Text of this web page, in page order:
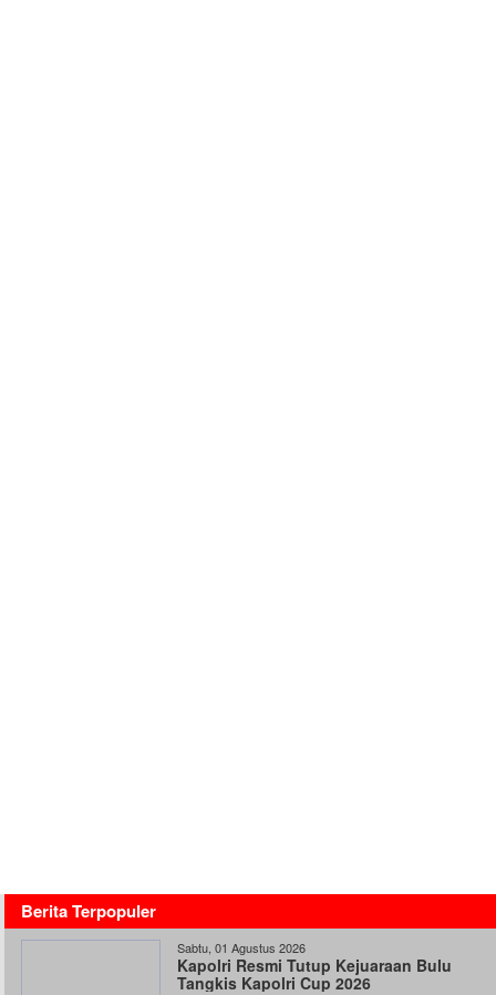
Berita Terpopuler
Sabtu, 01 Agustus 2026
Kapolri Resmi Tutup Kejuaraan Bulu
Tangkis Kapolri Cup 2026